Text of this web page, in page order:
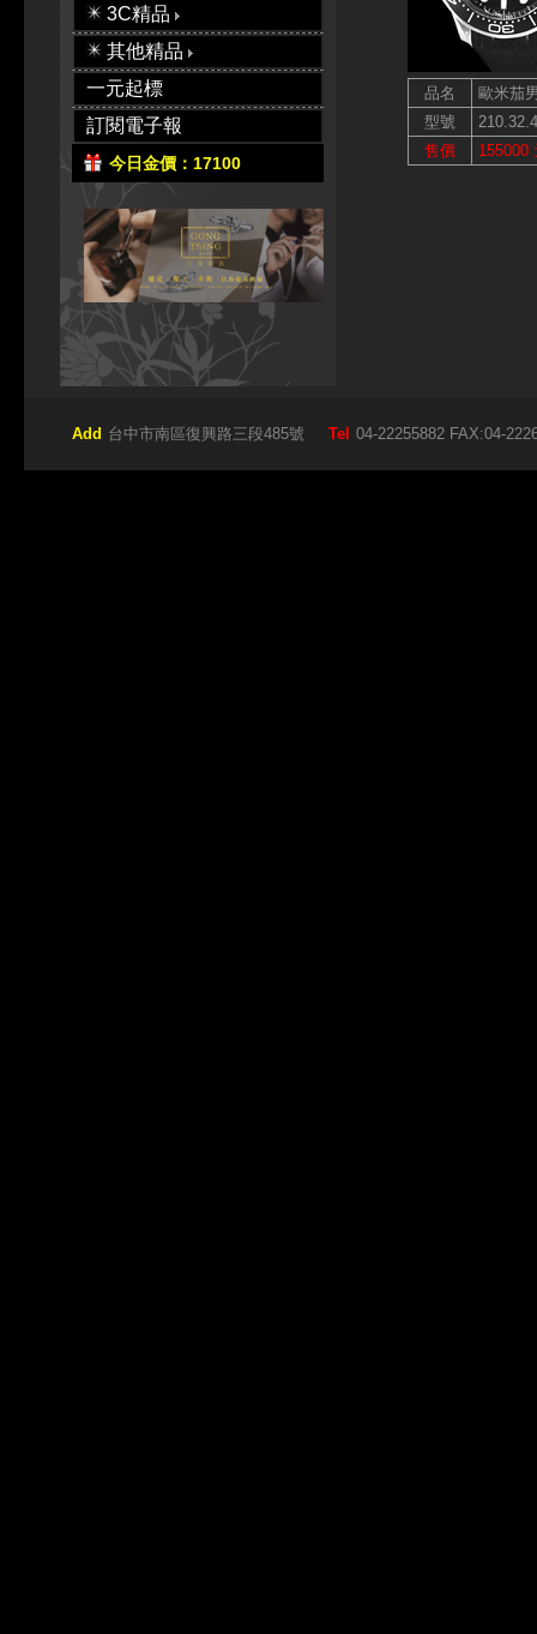
3C精品
其他精品
一元起標
訂閱電子報
今日金價：17100
品名
歐米茄
型號
售價
155000
Add 台中市南區復興路三段485號 Tel 04-22255882 FAX:04-